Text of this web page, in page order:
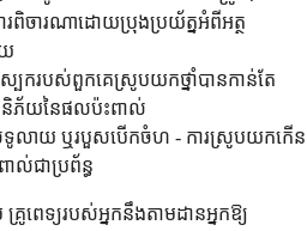
រពិចារណាដោយប្រុងប្រយ័ត្នអំពីអត្ថ
បែករបស់ពួកគេស្រូបយកថ្នាំបានកាន់តែ
និភ័យនៃផលប៉ះពាល់
ទូលាយ ឬរបួសបើកចំហ - ការស្រូបយកកើន
ល់ជាប្រព័ន្ធ
រូពេទ្យរបស់អ្នកនឹងតាមដានអ្នកឱ្យ